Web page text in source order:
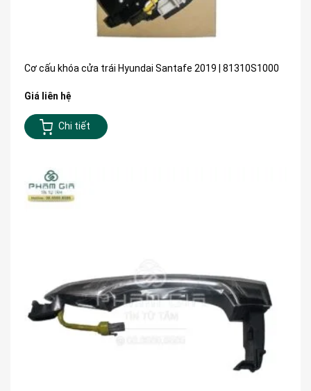
Cơ cấu khóa cửa trái Hyundai Santafe 2019 | 81310S1000
Giá liên hệ
Chi tiết